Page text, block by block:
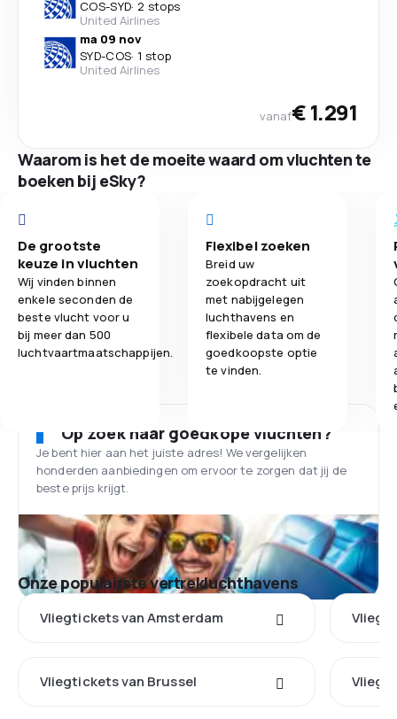
COS-SYD· 2 stops
United Airlines
ma 09 nov
SYD-COS· 1 stop
United Airlines
vanaf€ 1.291
Waarom is het de moeite waard om vluchten te
boeken bij eSky?
De grootste
keuze in vluchten
Wij vinden binnen
enkele seconden de
beste vlucht voor u
bij meer dan 500
luchtvaartmaatschappijen.
Flexibel zoeken
Breid uw
zoekopdracht uit
met nabijgelegen
luchthavens en
flexibele data om de
goedkoopste optie
te vinden.
Op zoek naar goedkope vluchten?
Je bent hier aan het juiste adres! We vergelijken
honderden aanbiedingen om ervoor te zorgen dat jij de
beste prijs krijgt.
Onze populairste vertrekluchthavens
Vliegtickets van Amsterdam
Vliegtickets van Brussel